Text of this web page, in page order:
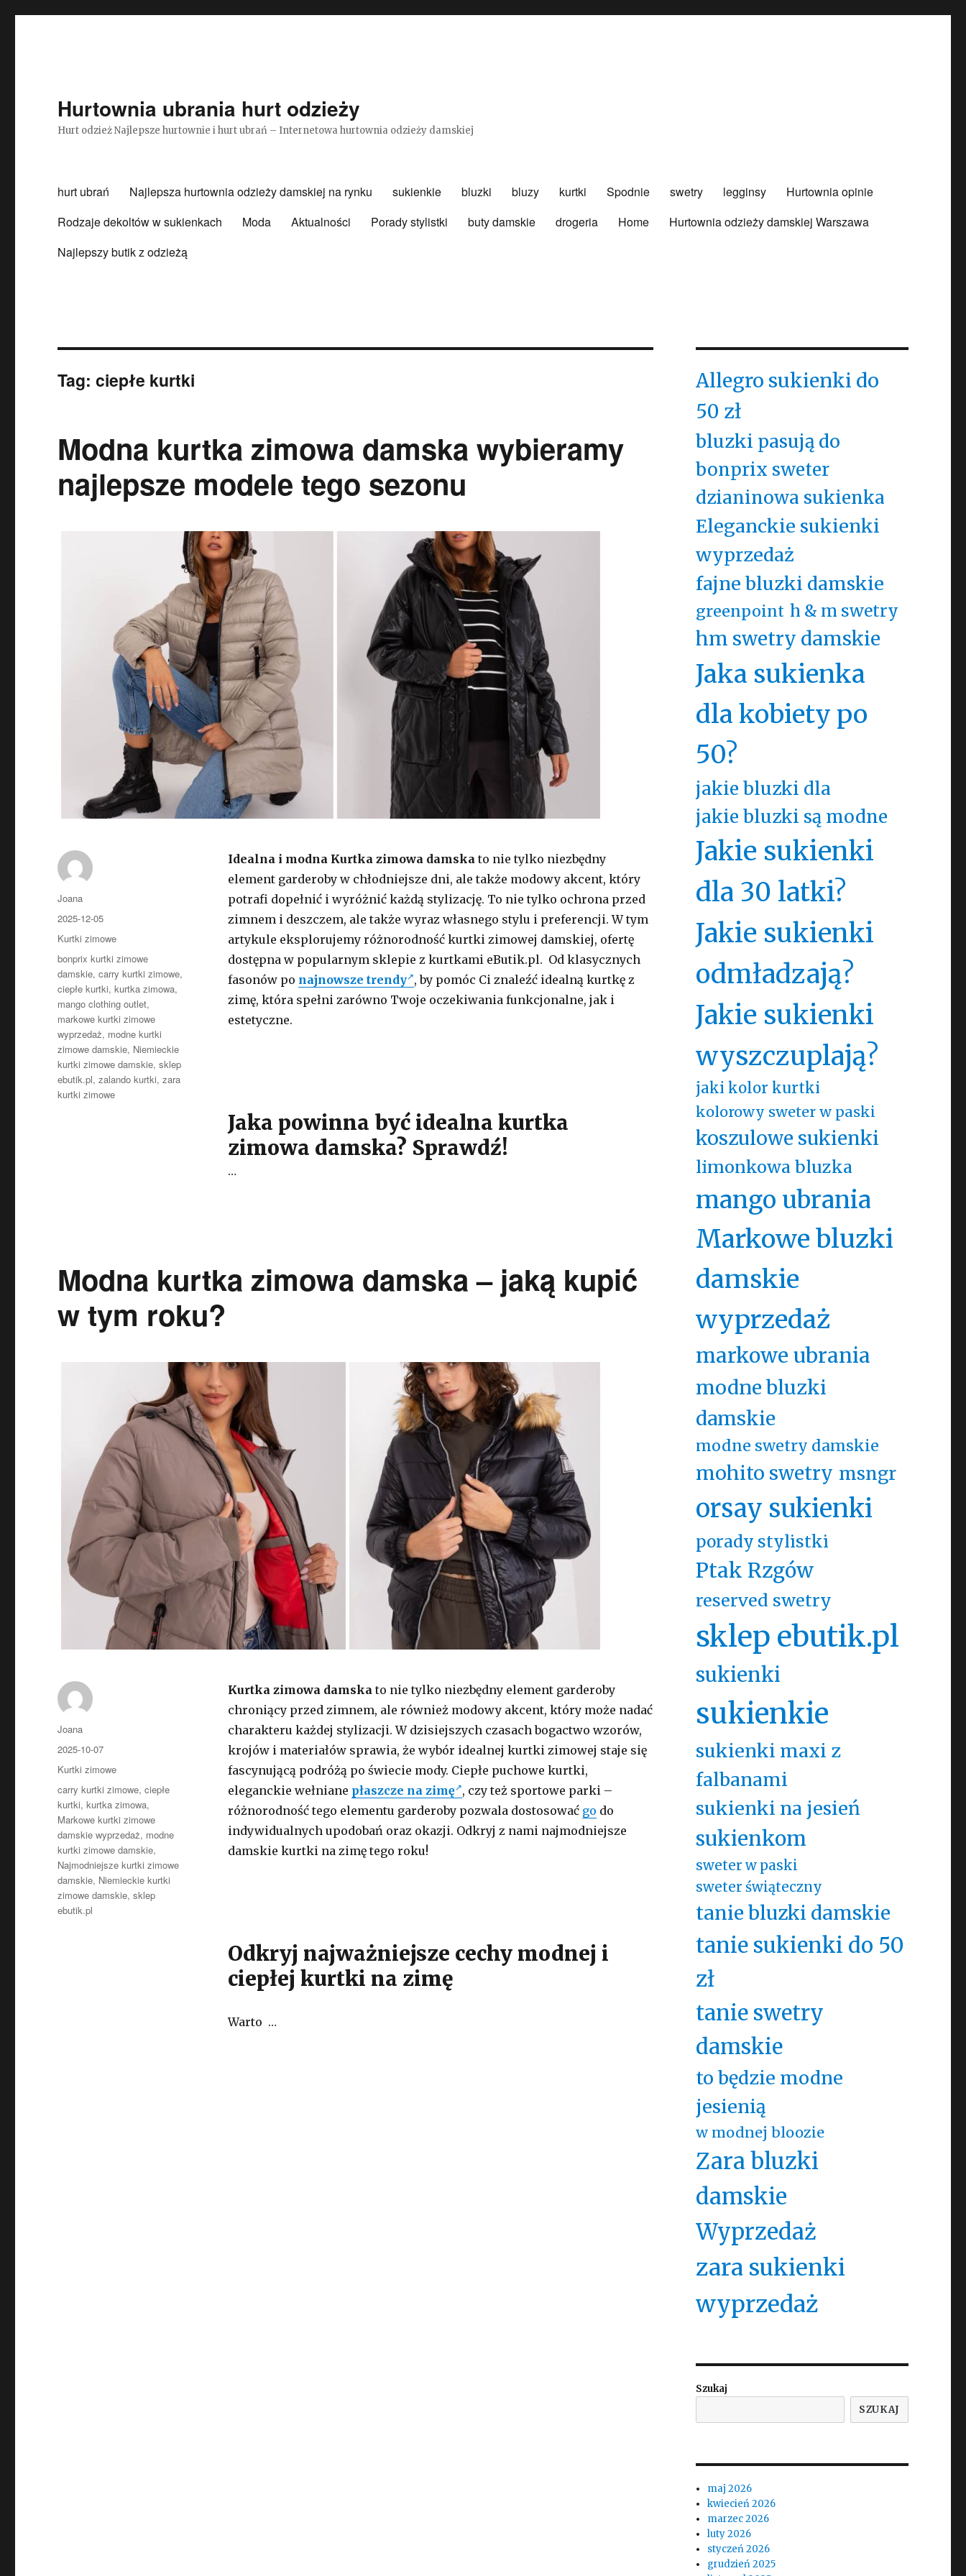
Hurtownia ubrania hurt odzieży
Hurt odzież Najlepsze hurtownie i hurt ubrań – Internetowa hurtownia odzieży damskiej
hurt ubrań Najlepsza hurtownia odzieży damskiej na rynku sukienkie bluzki bluzy kurtki Spodnie swetry legginsy
Hurtownia opinie
Rodzaje dekoltów w sukienkach
Moda Aktualności Porady stylistki buty damskie drogeria Home
Hurtownia odzieży damskiej Warszawa
Najlepszy butik z odzieżą
Tag:ciepłe kurtki
Modna kurtka zimowa damska wybieramy
najlepsze modele tego sezonu
Idealna i modna Kurtka zimowa damskato nie tylko niezbędny
element garderoby w chłodniejsze dni, ale także modowy akcent, który
potrafi dopełnić i wyróżnić każdą stylizację. To nie tylko ochrona przed
zimnem i deszczem, ale także wyraz własnego stylu i preferencji. W tym
artykule eksplorujemy różnorodność kurtki zimowej damskiej, ofertę
dostępna w popularnym sklepie z kurtkami eButik.pl. Od klasycznych
fasonów po najnowsze trendy , by pomóc Ci znaleźć idealną kurtkę z
zimę, która spełni zarówno Twoje oczekiwania funkcjonalne, jak i
estetyczne.
Jaka powinna być idealna kurtka
zimowa damska? Sprawdź!
…
Autor
Joana
Opublikowano
2025-12-05
Kategorie
Kurtki zimowe
Tagi
bonprix kurtki zimowe
damskie,carry kurtki zimowe,
ciepłe kurtki,kurtka zimowa,
mango clothing outlet,
markowe kurtki zimowe
wyprzedaż, modne kurtki
zimowe damskie, Niemieckie
kurtki zimowe damskie,sklep
ebutik.pl,zalando kurtki,zara
kurtki zimowe
Modna kurtka zimowa damska – jaką kupić
w tym roku?
Kurtka zimowa damskato nie tylko niezbędny element garderoby
chroniący przed zimnem, ale również modowy akcent, który może nadać
charakteru każdej stylizacji. W dzisiejszych czasach bogactwo wzorów,
krojów i materiałów sprawia, że wybór idealnej kurtki zimowej staje się
fascynującą podróżą po świecie mody. Ciepłe puchowe kurtki,
eleganckie wełniane płaszcze na zimę , czy też sportowe parki –
różnorodność tego elementu garderoby pozwala dostosować go do
indywidualnych upodobań oraz okazji. Odkryj z nami najmodniejsze
damskie kurtki na zimę tego roku!
Odkryj najważniejsze cechy modnej i
ciepłej kurtki na zimę
Warto …
Autor
Joana
Opublikowano
2025-10-07
Kategorie
Kurtki zimowe
Tagi
carry kurtki zimowe,ciepłe
kurtki,kurtka zimowa,
Markowe kurtki zimowe
damskie wyprzedaż, modne
kurtki zimowe damskie,
Najmodniejsze kurtki zimowe
damskie, Niemieckie kurtki
zimowe damskie,sklep
ebutik.pl
Allegro sukienki do
50 zł
bluzki pasują do
bonprix sweter
dzianinowa sukienka
Eleganckie sukienki
wyprzedaż
fajne bluzki damskie
greenpoint h & m swetry
hm swetry damskie
Jaka sukienka
dla kobiety po
50?
jakie bluzki dla
jakie bluzki są modne
Jakie sukienki
dla 30 latki?
Jakie sukienki
odmładzają?
Jakie sukienki
wyszczuplają?
jaki kolor kurtki
kolorowy sweter w paski
koszulowe sukienki
limonkowa bluzka
mango ubrania
Markowe bluzki
damskie
wyprzedaż
markowe ubrania
modne bluzki
damskie
modne swetry damskie
mohito swetry msngr
orsay sukienki
porady stylistki
Ptak Rzgów
reserved swetry
sklep ebutik.pl
sukienki
sukienkie
sukienki maxi z
falbanami
sukienki na jesień
sukienkom
sweter w paski
sweter świąteczny
tanie bluzki damskie
tanie sukienki do 50
zł
tanie swetry
damskie
to będzie modne
jesienią
w modnej bloozie
Zara bluzki
damskie
Wyprzedaż
zara sukienki
wyprzedaż
Szukaj
SZUKAJ
maj 2026
kwiecień 2026
marzec 2026
luty 2026
styczeń 2026
grudzień 2025